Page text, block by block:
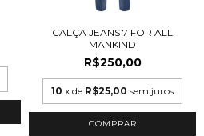
CALÇA JEANS 7 FOR ALL
MANKIND
R$250,00
10 x de R$25,00 sem juros
COMPRAR